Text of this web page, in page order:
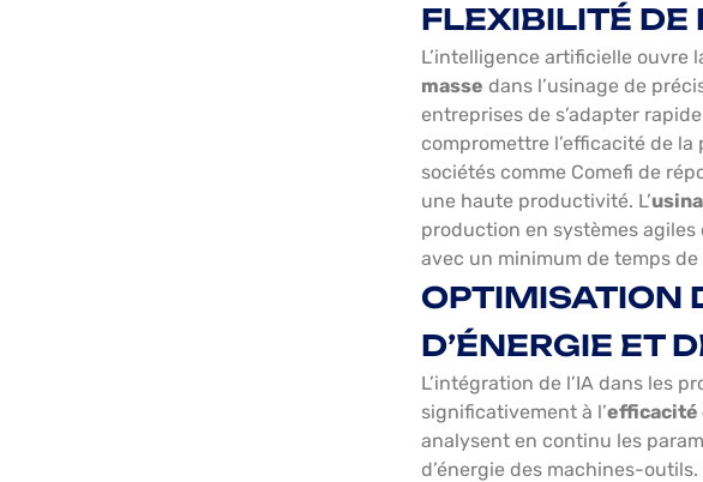
FLEXIBILITÉ DE
L’intelligence artificielle ouvre
masse dans l’usinage de
entreprises de s’adapter
compromettre l’efficacité de
sociétés comme Comefi de
une haute productivité. L’
production en systèmes agiles
avec un minimum de temps
OPTIMISATION
D’ÉNERGIE ET
L’intégration de l’IA dans les
significativement à l’efficacité
analysent en continu les
d’énergie des machines-